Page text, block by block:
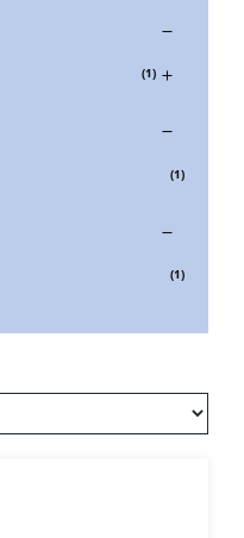
(1)
(1)
(1)